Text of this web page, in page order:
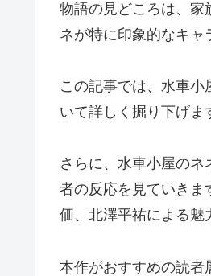
物語の見どころは、家
ネが特に印象的なキャ
この記事では、水車
いて詳しく掘り下げま
さらに、水車小屋の
者の反応を見ていきま
価、北澤平祐による魅
本作がおすすめの読者